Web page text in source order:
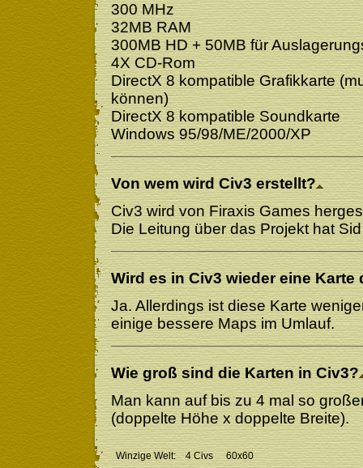
300 MHz
32MB RAM
300MB HD + 50MB für
4X CD-Rom
DirectX 8 kompatible Grafikkarte
können)
DirectX 8 kompatible Soundkarte
Windows 95/98/ME/2000/XP
Von wem wird Civ3 erstellt?
Civ3 wird von Firaxis Games
Die Leitung über das Projekt hat
Wird es in Civ3 wieder eine Karte
Ja. Allerdings ist diese Karte
einige bessere Maps im Umlauf.
Wie groß sind die Karten in Civ3?
Man kann auf bis zu 4 mal so
(doppelte Höhe x doppelte Breite).
Winzige Welt: 4 Civs
60x60